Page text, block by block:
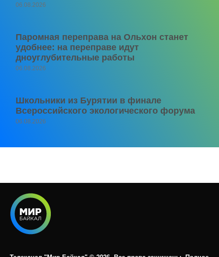
06.08.2026
Паромная переправа на Ольхон станет
удобнее: на переправе идут
дноуглубительные работы
06.08.2026
Школьники из Бурятии в финале
Всероссийского экологического форума
06.08.2026